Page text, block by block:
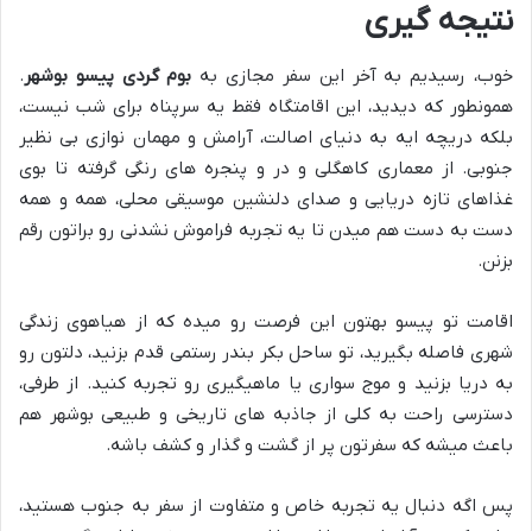
نتیجه گیری
خوب، رسیدیم به آخر این سفر مجازی به بوم گردی پیسو بوشهر .
همونطور که دیدید، این اقامتگاه فقط یه سرپناه برای شب نیست،
بلکه دریچه ایه به دنیای اصالت، آرامش و مهمان نوازی بی نظیر
جنوبی. از معماری کاهگلی و در و پنجره های رنگی گرفته تا بوی
غذاهای تازه دریایی و صدای دلنشین موسیقی محلی، همه و همه
دست به دست هم میدن تا یه تجربه فراموش نشدنی رو براتون رقم
بزنن.
اقامت تو پیسو بهتون این فرصت رو میده که از هیاهوی زندگی
شهری فاصله بگیرید، تو ساحل بکر بندر رستمی قدم بزنید، دلتون رو
به دریا بزنید و موج سواری یا ماهیگیری رو تجربه کنید. از طرفی،
دسترسی راحت به کلی از جاذبه های تاریخی و طبیعی بوشهر هم
باعث میشه که سفرتون پر از گشت و گذار و کشف باشه.
پس اگه دنبال یه تجربه خاص و متفاوت از سفر به جنوب هستید،